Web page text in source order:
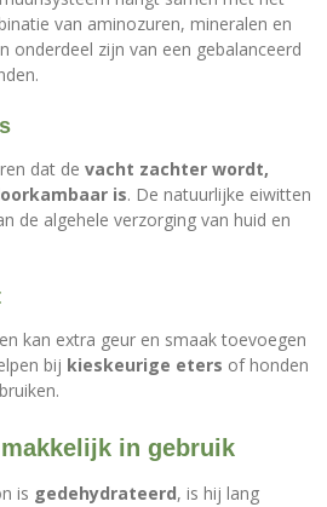
van aminozuren, mineralen en
onderdeel zijn van een gebalanceerd
dat de vacht zachter wordt,
is. De natuurlijke eiwitten
de algehele verzorging van huid en
kan extra geur en smaak toevoegen
bij kieskeurige eters of honden
in gebruik
is gedehydrateerd, is hij lang